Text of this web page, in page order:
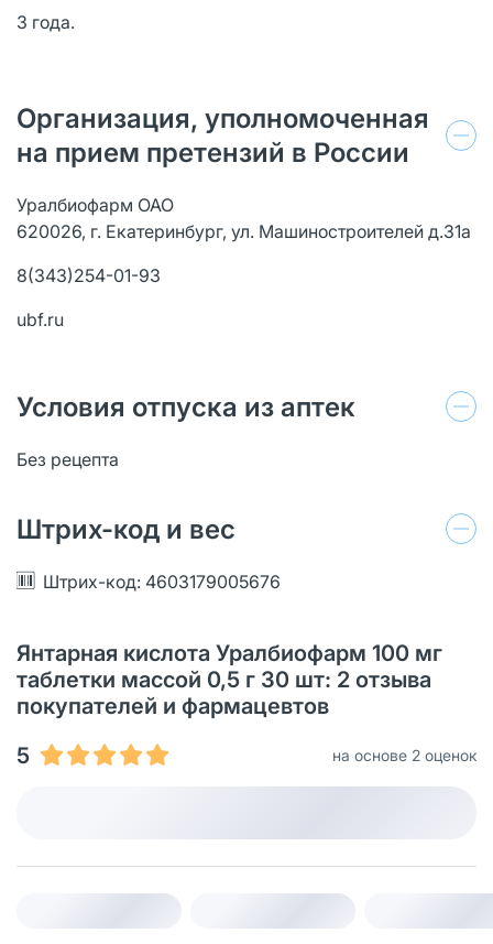
3 года.
Организация, уполномоченная
на прием претензий в России
Уралбиофарм ОАО
620026, г. Екатеринбург, ул. Машиностроителей д.31а
8(343)254-01-93
ubf.ru
Условия отпуска из аптек
Без рецепта
Штрих-код и вес
Штрих-код: 4603179005676
Янтарная кислота Уралбиофарм 100 мг
таблетки массой 0,5 г 30 шт: 2 отзыва
покупателей и фармацевтов
5
на основе 2 оценок